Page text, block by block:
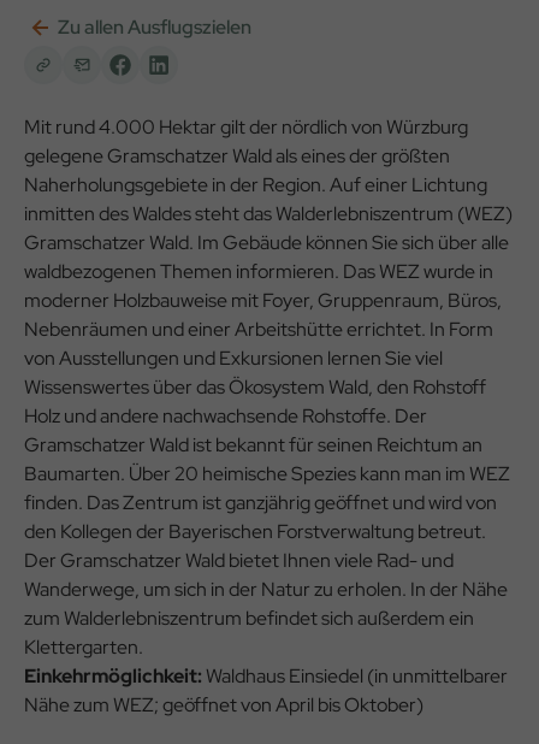
Zu allen Ausflugszielen
Mit rund 4.000 Hektar gilt der nördlich von Würzburg
gelegene Gramschatzer Wald als eines der größten
Naherholungsgebiete in der Region. Auf einer Lichtung
inmitten des Waldes steht das Walderlebniszentrum (WEZ)
Gramschatzer Wald. Im Gebäude können Sie sich über alle
waldbezogenen Themen informieren. Das WEZ wurde in
moderner Holzbauweise mit Foyer, Gruppenraum, Büros,
Nebenräumen und einer Arbeitshütte errichtet. In Form
von Ausstellungen und Exkursionen lernen Sie viel
Wissenswertes über das Ökosystem Wald, den Rohstoff
Holz und andere nachwachsende Rohstoffe. Der
Gramschatzer Wald ist bekannt für seinen Reichtum an
Baumarten. Über 20 heimische Spezies kann man im WEZ
finden. Das Zentrum ist ganzjährig geöffnet und wird von
den Kollegen der Bayerischen Forstverwaltung betreut.
Der Gramschatzer Wald bietet Ihnen viele Rad- und
Wanderwege, um sich in der Natur zu erholen. In der Nähe
zum Walderlebniszentrum befindet sich außerdem ein
Klettergarten.
Einkehrmöglichkeit: Waldhaus Einsiedel (in unmittelbarer
Nähe zum WEZ; geöffnet von April bis Oktober)